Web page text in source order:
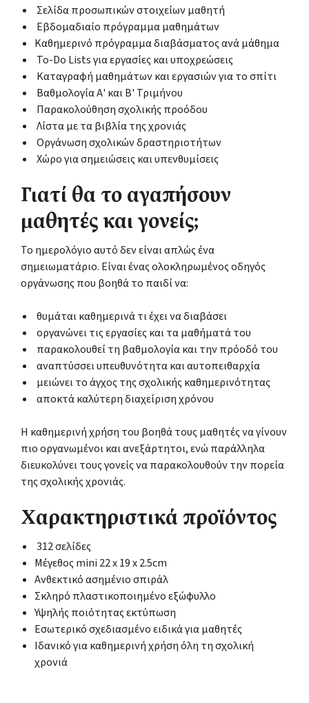
Σελίδα προσωπικών στοιχείων μαθητή
Εβδομαδιαίο πρόγραμμα μαθημάτων
Καθημερινό πρόγραμμα διαβάσματος ανά μάθημα
To-Do Lists για εργασίες και υποχρεώσεις
Καταγραφή μαθημάτων και εργασιών για το σπίτι
Βαθμολογία Α' και Β' Τριμήνου
Παρακολούθηση σχολικής προόδου
Λίστα με τα βιβλία της χρονιάς
Οργάνωση σχολικών δραστηριοτήτων
Χώρο για σημειώσεις και υπενθυμίσεις
Γιατί θα το αγαπήσουν
μαθητές και γονείς;
Το ημερολόγιο αυτό δεν είναι απλώς ένα
σημειωματάριο. Είναι ένας ολοκληρωμένος οδηγός
οργάνωσης που βοηθά το παιδί να:
θυμάται καθημερινά τι έχει να διαβάσει
οργανώνει τις εργασίες και τα μαθήματά του
παρακολουθεί τη βαθμολογία και την πρόοδό του
αναπτύσσει υπευθυνότητα και αυτοπειθαρχία
μειώνει το άγχος της σχολικής καθημερινότητας
αποκτά καλύτερη διαχείριση χρόνου
Η καθημερινή χρήση του βοηθά τους μαθητές να γίνουν
πιο οργανωμένοι και ανεξάρτητοι, ενώ παράλληλα
διευκολύνει τους γονείς να παρακολουθούν την πορεία
της σχολικής χρονιάς.
Χαρακτηριστικά προϊόντος
312 σελίδες
Μέγεθος mini 22 x 19 x 2.5cm
Ανθεκτικό ασημένιο σπιράλ
Σκληρό πλαστικοποιημένο εξώφυλλο
Υψηλής ποιότητας εκτύπωση
Εσωτερικό σχεδιασμένο ειδικά για μαθητές
Ιδανικό για καθημερινή χρήση όλη τη σχολική
χρονιά